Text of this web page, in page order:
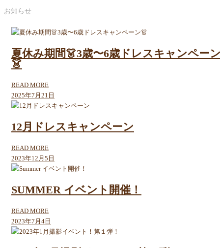
お知らせ
夏休み期間👗3歳〜6歳ドレスキャンペー
👗
READ MORE
2025年7月21日
12月ドレスキャンペーン
READ MORE
2023年12月5日
SUMMER イベント開催！
READ MORE
2023年7月4日